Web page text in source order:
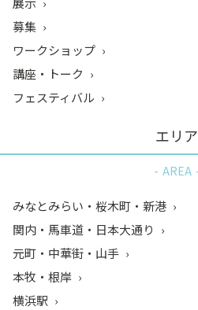
募集
ワークショップ
講座・トーク
フェスティバル
エリア
AREA
みなとみらい・桜木町・新港
関内・馬車道・日本大通り
元町・中華街・山手
本牧・根岸
横浜駅